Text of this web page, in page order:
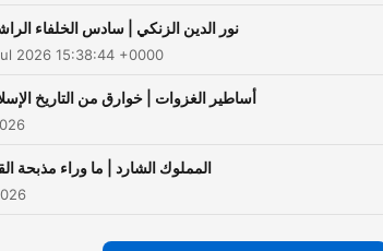
نور الدين الزنكي | سادس الخلفاء
2026 15:38:44 +0000
أساطير الغزوات | خوارق من التاريخ
المملوك الشارد | ما وراء مذبحة